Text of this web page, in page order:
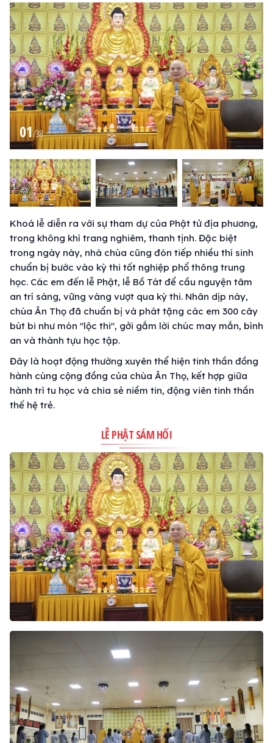
01/38
Khoá lễ diễn ra với sự tham dự của Phật tử địa phương,
trong không khí trang nghiêm, thanh tịnh. Đặc biệt
trong ngày này, nhà chùa cũng đón tiếp nhiều thí sinh
chuẩn bị bước vào kỳ thi tốt nghiệp phổ thông trung
học. Các em đến lễ Phật, lễ Bồ Tát để cầu nguyện tâm
an trí sáng, vững vàng vượt qua kỳ thi. Nhân dịp này,
chùa Ân Thọ đã chuẩn bị và phát tặng các em 300 cây
bút bi như món "lộc thi", gởi gắm lời chúc may mắn, bình
an và thành tựu học tập.
Đây là hoạt động thường xuyên thể hiện tinh thần đồng
hành cùng cộng đồng của chùa Ân Thọ, kết hợp giữa
hành trì tu học và chia sẻ niềm tin, động viên tinh thần
thế hệ trẻ.
LỄ PHẬT SÁM HỐI